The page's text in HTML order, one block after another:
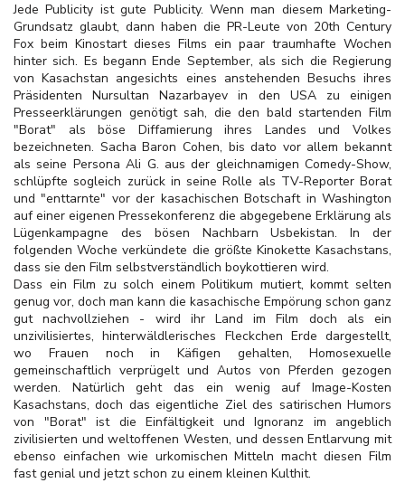
Jede Publicity ist gute Publicity. Wenn man diesem Marketing-
Grundsatz glaubt, dann haben die PR-Leute von 20th Century
Fox beim Kinostart dieses Films ein paar traumhafte Wochen
hinter sich. Es begann Ende September, als sich die Regierung
von Kasachstan angesichts eines anstehenden Besuchs ihres
Präsidenten Nursultan Nazarbayev in den USA zu einigen
Presseerklärungen genötigt sah, die den bald startenden Film
"Borat" als böse Diffamierung ihres Landes und Volkes
bezeichneten. Sacha Baron Cohen, bis dato vor allem bekannt
als seine Persona Ali G. aus der gleichnamigen Comedy-Show,
schlüpfte sogleich zurück in seine Rolle als TV-Reporter Borat
und "enttarnte" vor der kasachischen Botschaft in Washington
auf einer eigenen Pressekonferenz die abgegebene Erklärung als
Lügenkampagne des bösen Nachbarn Usbekistan. In der
folgenden Woche verkündete die größte Kinokette Kasachstans,
dass sie den Film selbstverständlich boykottieren wird.
Dass ein Film zu solch einem Politikum mutiert, kommt selten
genug vor, doch man kann die kasachische Empörung schon ganz
gut nachvollziehen - wird ihr Land im Film doch als ein
unzivilisiertes, hinterwäldlerisches Fleckchen Erde dargestellt,
wo Frauen noch in Käfigen gehalten, Homosexuelle
gemeinschaftlich verprügelt und Autos von Pferden gezogen
werden. Natürlich geht das ein wenig auf Image-Kosten
Kasachstans, doch das eigentliche Ziel des satirischen Humors
von "Borat" ist die Einfältigkeit und Ignoranz im angeblich
zivilisierten und weltoffenen Westen, und dessen Entlarvung mit
ebenso einfachen wie urkomischen Mitteln macht diesen Film
fast genial und jetzt schon zu einem kleinen Kulthit.